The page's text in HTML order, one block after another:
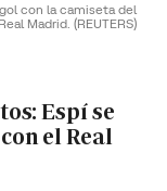
con la camiseta del
Real Madrid. (REUTERS)
Espí se
el Real